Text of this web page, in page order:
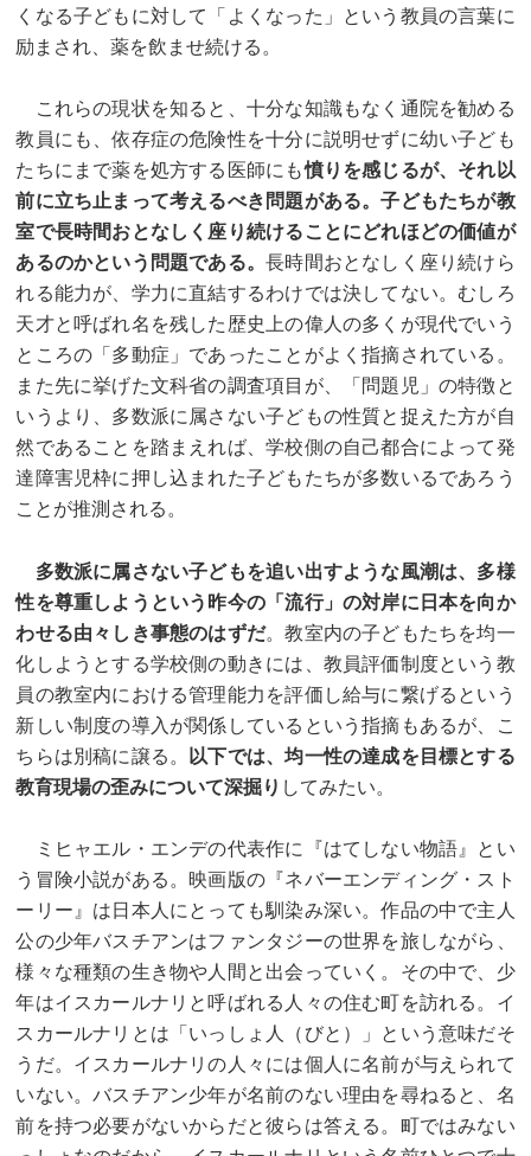
くなる子どもに対して「よくなった」という教員の言葉に
励まされ、薬を飲ませ続ける。
これらの現状を知ると、十分な知識もなく通院を勧める
教員にも、依存症の危険性を十分に説明せずに幼い子ども
たちにまで薬を処方する医師にも憤りを感じるが、それ以
前に立ち止まって考えるべき問題がある。子どもたちが教
室で長時間おとなしく座り続けることにどれほどの価値が
あるのかという問題である。長時間おとなしく座り続けら
れる能力が、学力に直結するわけでは決してない。むしろ
天才と呼ばれ名を残した歴史上の偉人の多くが現代でいう
ところの「多動症」であったことがよく指摘されている。
また先に挙げた文科省の調査項目が、「問題児」の特徴と
いうより、多数派に属さない子どもの性質と捉えた方が自
然であることを踏まえれば、学校側の自己都合によって発
達障害児枠に押し込まれた子どもたちが多数いるであろう
ことが推測される。
多数派に属さない子どもを追い出すような風潮は、多様
性を尊重しようという昨今の「流行」の対岸に日本を向か
わせる由々しき事態のはずだ。教室内の子どもたちを均一
化しようとする学校側の動きには、教員評価制度という教
員の教室内における管理能力を評価し給与に繋げるという
新しい制度の導入が関係しているという指摘もあるが、こ
ちらは別稿に譲る。
以下では、均一性の達成を目標とする
教育現場の歪みについて深掘り してみたい。
ミヒャエル・エンデの代表作に『はてしない物語』とい
う冒険小説がある。映画版の『ネバーエンディング・スト
ーリー』は日本人にとっても馴染み深い。作品の中で主人
公の少年バスチアンはファンタジーの世界を旅しながら、
様々な種類の生き物や人間と出会っていく。その中で、少
年はイスカールナリと呼ばれる人々の住む町を訪れる。イ
スカールナリとは「いっしょ人（びと）」という意味だそ
うだ。イスカールナリの人々には個人に名前が与えられて
いない。バスチアン少年が名前のない理由を尋ねると、名
前を持つ必要がないからだと彼らは答える。町ではみない